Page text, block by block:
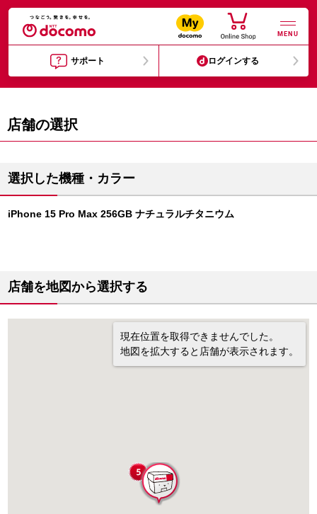
MENU
サポート ログインする
店舗の選択
選択した機種・カラー
iPhone 15 Pro Max 256GB ナチュラルチタニウム
店舗を地図から選択する
現在位置を取得できませんでした。
地図を拡大すると店舗が表示されます。